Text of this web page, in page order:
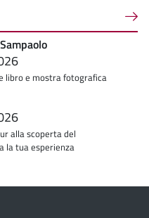
libro e mostra fotografica
alla scoperta del
la tua esperienza